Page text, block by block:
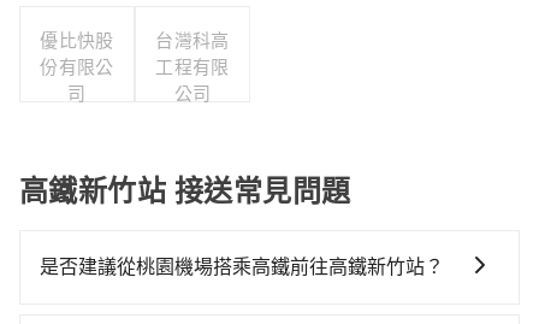
優比快股
份有限公
司
台灣科高
工程有限
公司
高鐵新竹站 接送常見問題
是否建議從桃園機場搭乘高鐵前往高鐵新竹站？